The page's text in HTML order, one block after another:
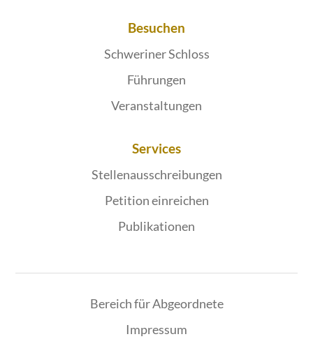
Besuchen
Schweriner Schloss
Führungen
Veranstaltungen
Services
Stellenausschreibungen
Petition einreichen
Publikationen
Bereich für Abgeordnete
Impressum